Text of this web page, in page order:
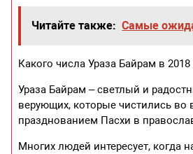
Читайте также: Самые
Какого числа Ураза Байрам в 2018
Ураза Байрам – светлый и
верующих, которые чистились во
празднованием Пасхи в
Многих людей интересует, когда